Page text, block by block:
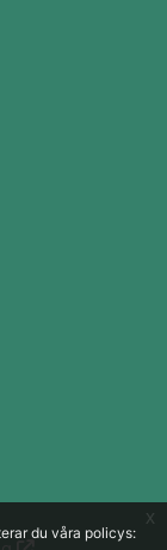
du våra policys:
x